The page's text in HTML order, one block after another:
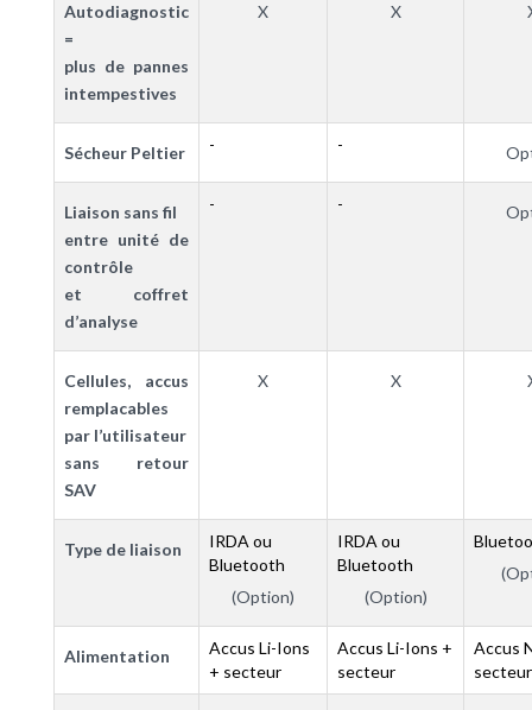
Autodiagnostic
=
plus de pannes
intempestives
X X
Sécheur Peltier - -
Liaison sans fil
entre unité de
contrôle
et coffret
d’analyse
- -
Cellules, accus
remplacables
par l’utilisateur
sans retour
SAV
X X
Type de liaison
IRDA ou
Bluetooth
(Option)
IRDA ou
Bluetooth
(Option)
Alimentation
Accus Li-Ions
+ secteur
Accus Li-Ions +
secteur
Accus
secteur